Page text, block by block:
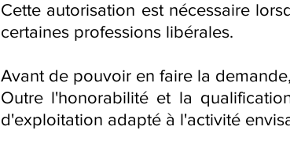
Cette autorisation est nécessaire
certaines professions libérales.
Avant de pouvoir en faire la
Outre l'honorabilité et la
d'exploitation adapté à l'activité